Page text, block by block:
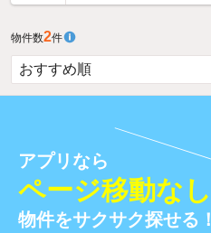
物件数2件
アプリなら
ページ移動なし
物件をサクサク探せる！